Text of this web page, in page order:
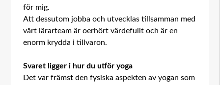
för mig.
Att dessutom jobba och utvecklas tillsamman med
vårt lärarteam är oerhört värdefullt och är en
enorm krydda i tillvaron.
Svaret ligger i hur du utför yoga
Det var främst den fysiska aspekten av yogan som